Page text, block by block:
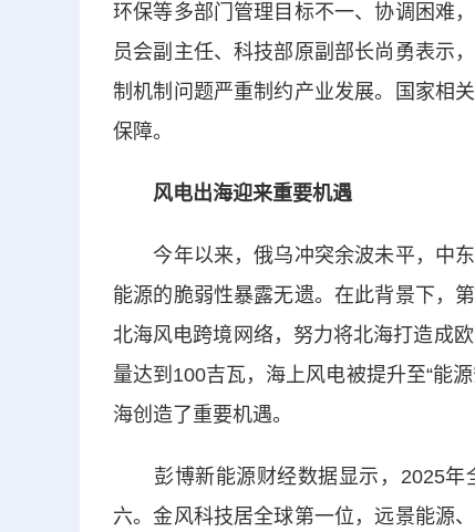
环保等多部门管理目标不一、协调困难
员会副主任、科技部原副部长尚勇表示
制机制问题严重制约产业发展。国家相
保障。
风电出海迎来重要机遇
今年以来，俄乌冲突余波未平，中东
能源的脆弱性暴露无遗。在此背景下，
北海风电跨境网络，努力将北海打造成
量达到100吉瓦，海上风电被提升至“能
海创造了重要机遇。
彭博新能源财经数据显示，2025年
六。金风科技居全球第一位，远景能源